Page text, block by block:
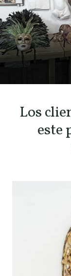
Los
este